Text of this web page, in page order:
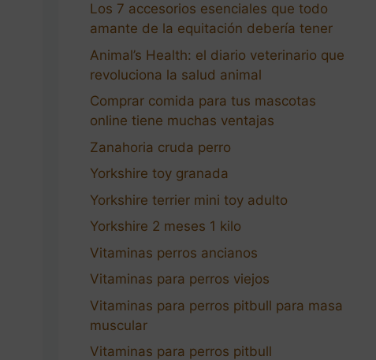
Los 7 accesorios esenciales que todo
amante de la equitación debería tener
Animal’s Health: el diario veterinario que
revoluciona la salud animal
Comprar comida para tus mascotas
online tiene muchas ventajas
Zanahoria cruda perro
Yorkshire toy granada
Yorkshire terrier mini toy adulto
Yorkshire 2 meses 1 kilo
Vitaminas perros ancianos
Vitaminas para perros viejos
Vitaminas para perros pitbull para masa
muscular
Vitaminas para perros pitbull